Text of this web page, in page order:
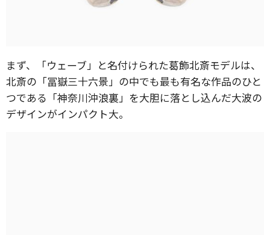
まず、「ウェーブ」と名付けられた葛飾北斎モデルは、
北斎の「冨嶽三十六景」の中でも最も有名な作品のひと
つである「神奈川沖浪裏」を大胆に落とし込んだ大波の
デザインがインパクト大。